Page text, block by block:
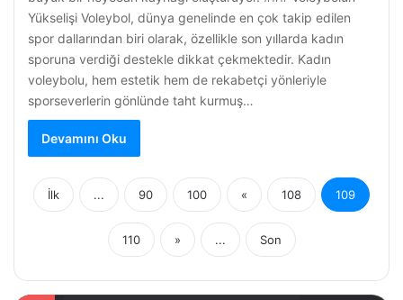
Yükselişi Voleybol, dünya genelinde en çok takip edilen
spor dallarından biri olarak, özellikle son yıllarda kadın
sporuna verdiği destekle dikkat çekmektedir. Kadın
voleybolu, hem estetik hem de rekabetçi yönleriyle
sporseverlerin gönlünde taht kurmuş…
Devamını Oku
İlk ... 90 100 « 108 109
110 » ... Son